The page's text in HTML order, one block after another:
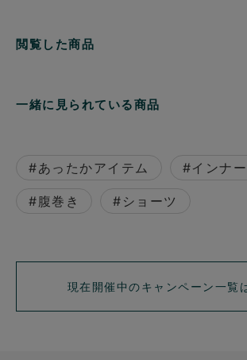
閲覧した商品
一緒に見られている商品
#あったかアイテム #インナ
#腹巻き #ショーツ
現在開催中のキャンペーン一覧